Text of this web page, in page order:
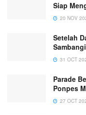
Siap
20 NOV
Setelah
31 OCT
Parade
Ponpes
27 OCT